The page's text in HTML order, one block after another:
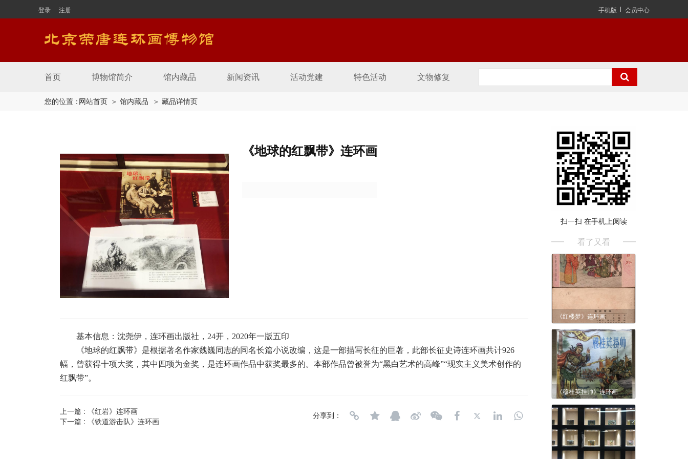
登录 注册 手机版 会员中心
首页 博物馆简介 馆内藏品 新闻资讯 活动党建 特色活动 文物修复
您的位置：网站首页 ＞ 馆内藏品 ＞ 藏品详情页
《地球的红飘带》连环画
基本信息：沈尧伊，连环画出版社，24开，2020年一版五印
《地球的红飘带》是根据著名作家魏巍同志的同名长篇小说改编，这是一部描写长征的巨著，此部长征史诗连环画共计926
幅，曾获得十项大奖，其中四项为金奖，是连环画作品中获奖最多的。 本部作品曾被誉为“黑白艺术的高峰”“现实主义美术创作的
红飘带”。
上一篇 :
《红岩》连环画
下一篇 :
《铁道游击队》连环画
分享到：
扫一扫 在手机上阅读
看了又看
《红楼梦》连环画
《穆桂英挂帅》连环画